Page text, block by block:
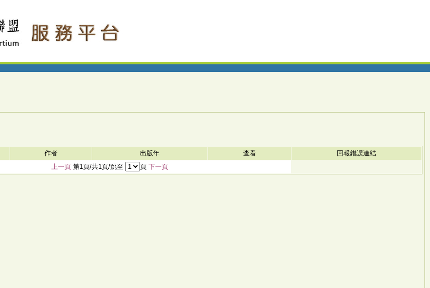
作者 出版年 查看
回報錯誤連結
上一頁第1頁/共1頁/跳至 頁 下一頁